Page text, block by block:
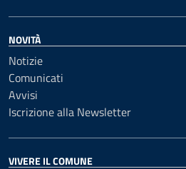
NOVITÀ
Notizie
Comunicati
Avvisi
Iscrizione alla Newsletter
VIVERE IL COMUNE